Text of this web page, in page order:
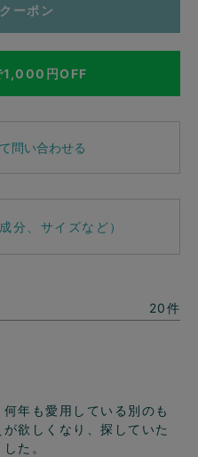
ーポン
1,000円OFF
問い合わせる
分、サイズなど）
20
年も愛用している別のも
欲しくなり、探していた
た。